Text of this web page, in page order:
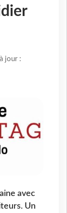
jour :
avec
Un